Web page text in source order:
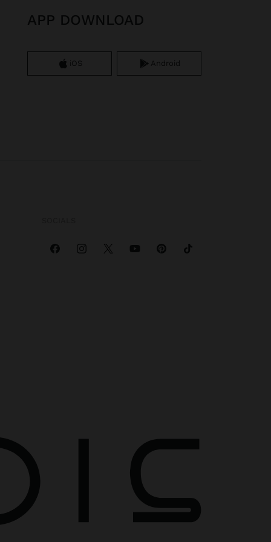
APP DOWNLOAD
iOS Android